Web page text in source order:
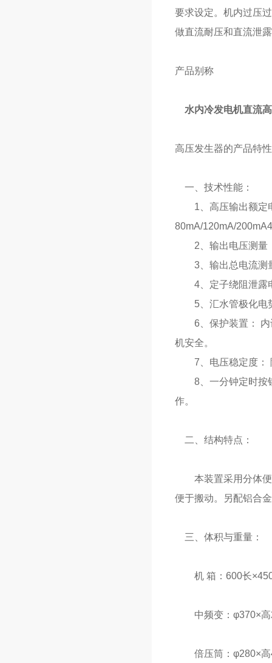
要求设定。机内过压
做直流耐压和直流泄
产品别称
水内冷发电机直流
高压发生器的产品
一、技术性能：
1、高压输出额定电
80mA/120mA/
2、输出电压测量
3、输出总电流测
4、定子绕阻泄露
5、汇水管极化电势
6、保护装置： 内设
机安全。
7、电压稳定度：
8、一分钟定时按钮
作。
二、结构特点：
本装置采用分体便
便于搬动。另配铝合
三、体积与重量：
机 箱：600长×450
中频变：φ370×高
倍压筒：φ280×高